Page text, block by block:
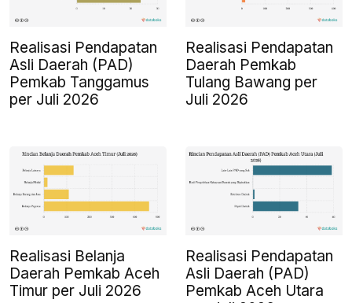
Realisasi Pendapatan
Asli Daerah (PAD)
Pemkab Tanggamus
per Juli 2026
Realisasi Pendapatan
Daerah Pemkab
Tulang Bawang per
Juli 2026
Realisasi Belanja
Daerah Pemkab Aceh
Timur per Juli 2026
Realisasi Pendapatan
Asli Daerah (PAD)
Pemkab Aceh Utara